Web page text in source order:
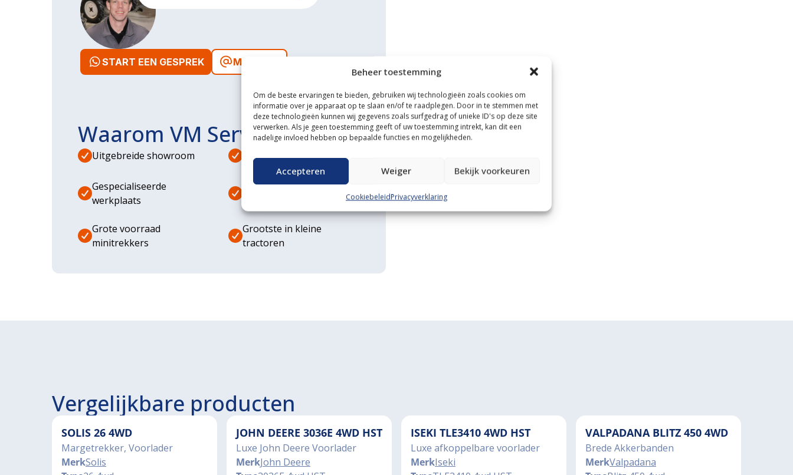
Beheer toestemming
Om de beste ervaringen te bieden, gebruiken wij technologieën zoals cookies om
informatie over je apparaat op te slaan en/of te raadplegen. Door in te stemmen met
deze technologieën kunnen wij gegevens zoals surfgedrag of unieke ID's op deze site
verwerken. Als je geen toestemming geeft of uw toestemming intrekt, kan dit een
nadelige invloed hebben op bepaalde functies en mogelijkheden.
Accepteren Weiger Bekijk voorkeuren
CookiebeleidPrivacyverklaring
START EEN GESPREK MAIL ONS
Waarom VM Service
Uitgebreide showroom Eigen transportservice
Gespecialiseerde
werkplaats
Diverse
Grote voorraad
minitrekkers
Grootste in kleine
tractoren
Vergelijkbare producten
SOLIS 26 4WD
Margetrekker, Voorlader
MerkSolis
JOHN DEERE 3036E 4WD HST
Luxe John Deere Voorlader
MerkJohn Deere
ISEKI TLE3410 4WD HST
Luxe afkoppelbare voorlader
MerkIseki
VALPADANA BLITZ 450 4WD
Brede Akkerbanden
MerkValpadana